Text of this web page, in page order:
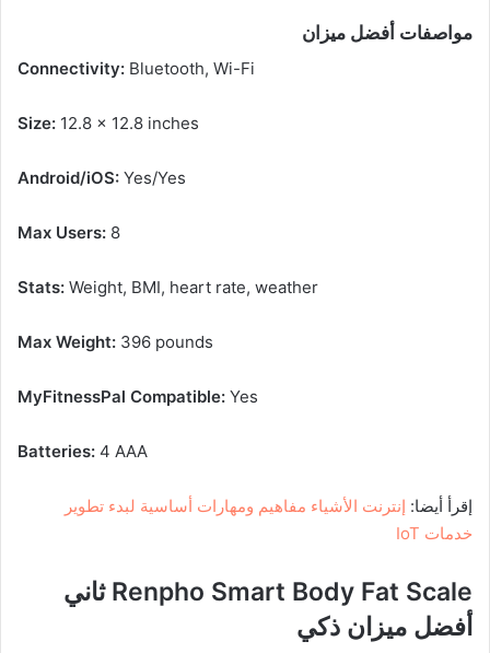
مواصفات أفضل ميزان
Connectivity: Bluetooth, Wi-Fi
Size: 12.8 x 12.8 inches
Android/iOS: Yes/Yes
Max Users: 8
Stats: Weight, BMI, heart rate, weather
Max Weight: 396 pounds
MyFitnessPal Compatible: Yes
Batteries: 4 AAA
إقرأ أيضا: إنترنت الأشياء مفاهيم ومهارات أساسية لبدء تطوير
خدمات IoT
Renpho Smart Body Fat Scale ثاني
أفضل ميزان ذكي